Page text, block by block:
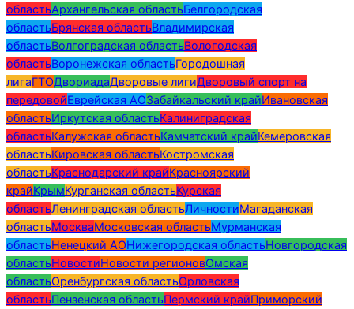
04-
26
областьАрхангельская областьБелгородская
областьБрянская областьВладимирская
областьВолгоградская областьВологодская
областьВоронежская областьГородошная
лигаГТОДвориадаДворовые лигиДворовый спорт на
передовойЕврейская АОЗабайкальский крайИвановская
областьИркутская областьКалиниградская
областьКалужская областьКамчатский крайКемеровская
областьКировская областьКостромская
областьКраснодарский крайКрасноярский
крайКрымКурганская областьКурская
областьЛенинградская областьЛичностиМагаданская
областьМоскваМосковская областьМурманская
областьНенецкий АОНижегородская областьНовгородская
областьНовостиНовости регионовОмская
областьОренбургская областьОрловская
областьПензенская областьПермский крайПриморский